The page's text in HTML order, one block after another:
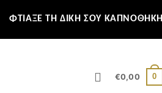
ΦΤΙΑΞΕ ΤΗ ΔΙΚΗ ΣΟΥ ΚΑΠΝΟΘΗΚΗ
€0,00 0